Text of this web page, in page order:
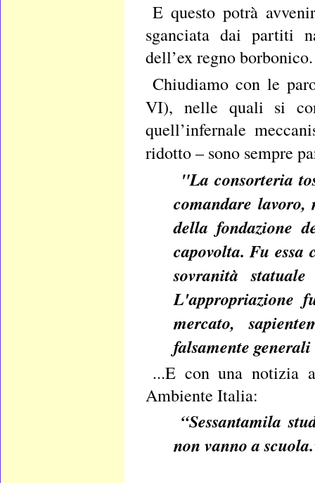
E questo potrà
sganciata dai partiti
dell’ex regno borbonico.
Chiudiamo con le
VI), nelle quali si
quell’infernale
ridotto – sono sempre
"La consorteria
comandare
della fondazione
capovolta. Fu
sovranità
L'appropriazione
mercato,
falsamente
...E con una notizia
Ambiente Italia:
“Sessantamila
non vanno a